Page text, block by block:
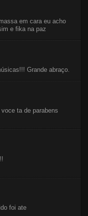
em cara eu acho
e fika na paz
Grande abraço.
ta de parabens
foi ate